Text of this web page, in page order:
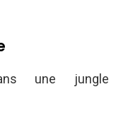
une jungle